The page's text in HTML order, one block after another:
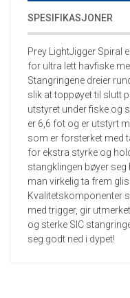
SPESIFIKASJONER
Prey LightJigger Spiral
for ultra lett havfiske
Stangringene dreier
slik at toppøyet til slutt
utstyret under fiske og
er 6,6 fot og er utstyrt
som er forsterket med
for ekstra styrke og
stangklingen bøyer seg
man virkelig ta frem
Kvalitetskomponenter
med trigger, gir
og sterke SIC
seg godt ned i dypet!